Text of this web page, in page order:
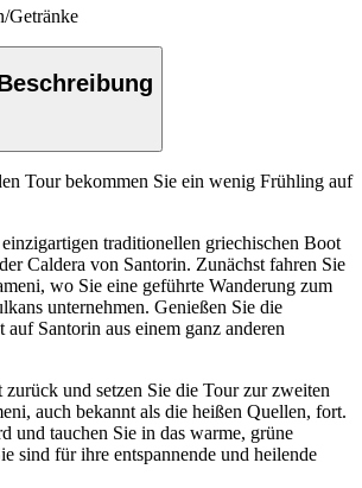
Getränke
Tour bekommen Sie ein wenig Frühling auf
traditionellen griechischen Boot
Caldera von Santorin. Zunächst fahren Sie
wo Sie eine geführte Wanderung zum
unternehmen. Genießen Sie die
Santorin aus einem ganz anderen
und setzen Sie die Tour zur zweiten
auch bekannt als die heißen Quellen, fort.
und tauchen Sie in das warme, grüne
sind für ihre entspannende und heilende